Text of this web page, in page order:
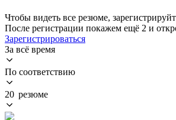
Чтобы видеть все резюме,
После регистрации покажем ещё 2 и
Зарегистрироваться
За всё время
По соответствию
20 резюме